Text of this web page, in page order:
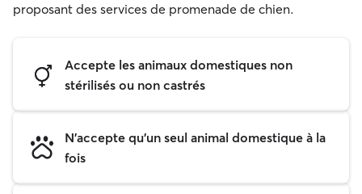
proposant des services de promenade de chien.
Accepte les animaux domestiques non
stérilisés ou non castrés
N'accepte qu'un seul animal domestique à la
fois